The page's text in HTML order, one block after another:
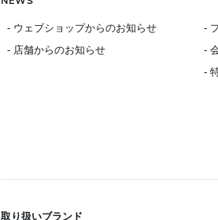
- ウェブショップからのお知らせ
- 店舗からのお知らせ
-
-
-
取り扱いブランド